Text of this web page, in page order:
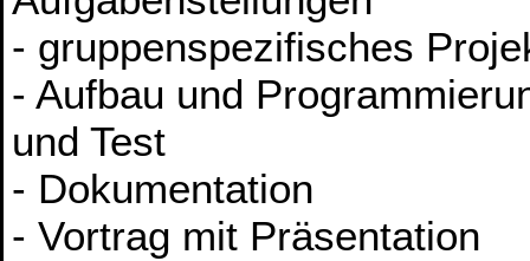
- gruppenspezifisches
- Aufbau und
und Test
- Dokumentation
- Vortrag mit Präsentation